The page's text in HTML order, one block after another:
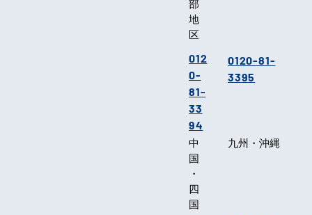
部
地
区
012
0-
81-
33
94
0120-81-
3395
中
国
・
四
国
九州・沖縄